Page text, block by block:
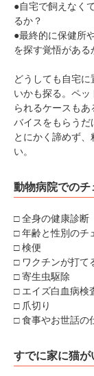
●自宅で飼えなく
るか？
●最終的に保健所
を探す覚悟がある
どうしても自宅
いかも探る。ペ
られるケースも
バイスをもらうだ
とにかく諦めず
い。
動物病院でのチ
□ 全身の健康診断
□ 年齢と性別のチ
□ 検便
□ ワクチンが打て
□ 寄生虫駆除
□ エイズ白血病検
□ 爪切り
□ 食事やお世話の
すでに家に猫が